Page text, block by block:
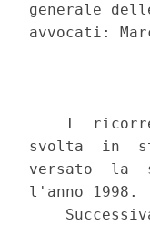
generale
avvocati:
I
svolta  in
versato  la
l'anno 1998.